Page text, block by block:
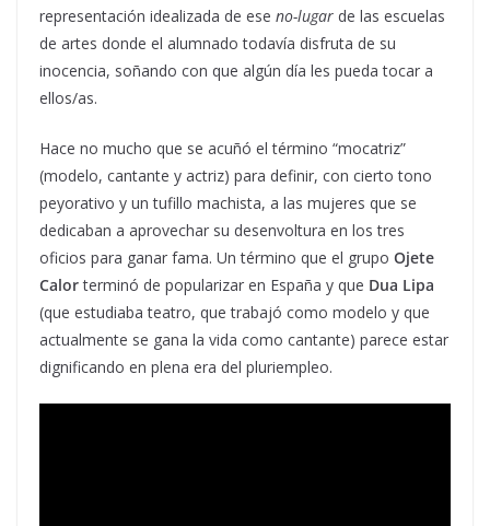
representación idealizada de ese no-lugar de las escuelas
de artes donde el alumnado todavía disfruta de su
inocencia, soñando con que algún día les pueda tocar a
ellos/as.
Hace no mucho que se acuñó el término “mocatriz”
(modelo, cantante y actriz) para definir, con cierto tono
peyorativo y un tufillo machista, a las mujeres que se
dedicaban a aprovechar su desenvoltura en los tres
oficios para ganar fama. Un término que el grupo Ojete
Calorterminó de popularizar en España y que Dua Lipa
(que estudiaba teatro, que trabajó como modelo y que
actualmente se gana la vida como cantante) parece estar
dignificando en plena era del pluriempleo.